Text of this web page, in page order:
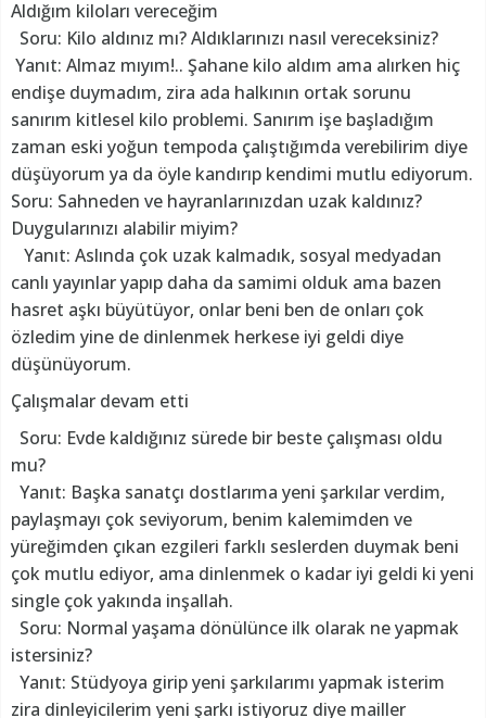
Aldığım kiloları vereceğim
Soru: Kilo aldınız mı? Aldıklarınızı nasıl vereceksiniz?
Yanıt: Almaz mıyım!.. Şahane kilo aldım ama alırken hiç
endişe duymadım, zira ada halkının ortak sorunu
sanırım kitlesel kilo problemi. Sanırım işe başladığım
zaman eski yoğun tempoda çalıştığımda verebilirim diye
düşüyorum ya da öyle kandırıp kendimi mutlu ediyorum.
Soru: Sahneden ve hayranlarınızdan uzak kaldınız?
Duygularınızı alabilir miyim?
Yanıt: Aslında çok uzak kalmadık, sosyal medyadan
canlı yayınlar yapıp daha da samimi olduk ama bazen
hasret aşkı büyütüyor, onlar beni ben de onları çok
özledim yine de dinlenmek herkese iyi geldi diye
düşünüyorum.
Çalışmalar devam etti
Soru: Evde kaldığınız sürede bir beste çalışması oldu
mu?
Yanıt: Başka sanatçı dostlarıma yeni şarkılar verdim,
paylaşmayı çok seviyorum, benim kalemimden ve
yüreğimden çıkan ezgileri farklı seslerden duymak beni
çok mutlu ediyor, ama dinlenmek o kadar iyi geldi ki yeni
single çok yakında inşallah.
Soru: Normal yaşama dönülünce ilk olarak ne yapmak
istersiniz?
Yanıt: Stüdyoya girip yeni şarkılarımı yapmak isterim
zira dinleyicilerim yeni şarkı istiyoruz diye mailler